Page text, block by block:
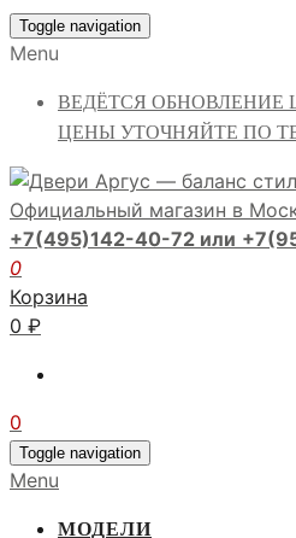
Toggle navigation
Menu
ВЕДЁТСЯ ОБНОВЛЕНИЕ
ЦЕНЫ УТОЧНЯЙТЕ ПО
+7(495)142-40-72 или
0
Корзина
0 ₽
0
Toggle navigation
Menu
МОДЕЛИ